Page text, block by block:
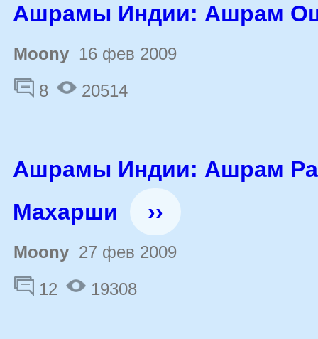
Ашрамы Индии: Ашрам
Moony 16 фев 2009
8
20514
Ашрамы Индии: Ашрам
Махарши
››
Moony 27 фев 2009
12
19308